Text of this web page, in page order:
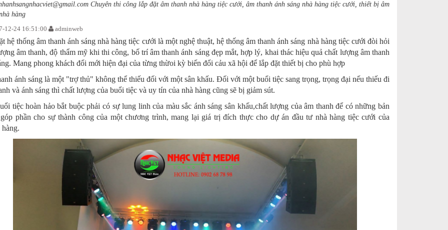
Chuyên thi công lắp đặt âm thanh nhà hàng tiệc cưới, âm thanh ánh sáng nhà hàng tiệc cưới, thiết bị âm
hàng
12-24 16:51:00
adminweb
hệ thống âm thanh ánh sáng nhà hàng tiệc cưới là một nghệ thuật, hệ thống âm thanh ánh sáng nhà hàng tiệc cưới đòi hỏi
âm thanh, độ thẩm mỹ khi thi công, bố trí âm thanh ánh sáng đẹp mắt, hợp lý, khai thác hiệu quả chất lượng âm thanh
Mang phong khách đổi mới hiện đại của từng thừoi kỳ biến đổi cảu xã hội để lắp đặt thiết bị cho phù hợp
ánh sáng là một "trợ thủ" không thể thiếu đối với một sân khấu. Đối với một buổi tiệc sang trọng, trọng đại nếu thiếu đi
và ánh sáng thì chất lượng của buổi tiệc và uy tín của nhà hàng cũng sẽ bị giảm sút.
tiệc hoàn hảo bắt buộc phải có sự lung linh của màu sắc ánh sáng sân khấu,chất lượng của âm thanh để có những bản
phần cho sự thành công của một chương trình, mang lại giá trị đích thực cho dự án đầu tư nhà hàng tiệc cưới của